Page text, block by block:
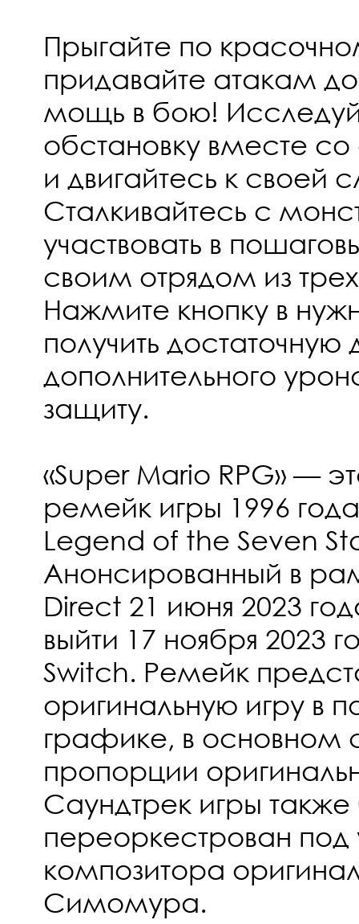
Прыгайте по
придавайте атакам
мощь в бою!
обстановку вместе
и двигайтесь к своей
Сталкивайтесь с
участвовать в
своим отрядом из
Нажмите кнопку в
получить достаточную
дополнительного
защиту.
«Super Mario RPG» —
ремейк игры 1996
Legend of the Seven
Анонсированный в
Direct 21 июня 2023
выйти 17 ноября 2023
Switch. Ремейк
оригинальную игру в
графике, в основном
пропорции
Саундтрек игры
переоркестрован
композитора
Симомура.